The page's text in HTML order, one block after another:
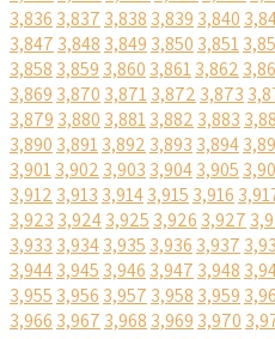
3,836 3,837 3,838 3,839 3,840
3,847 3,848 3,849 3,850 3,851
3,858 3,859 3,860 3,8613,862
3,869 3,870 3,8713,872 3,873
3,879 3,880 3,8813,882 3,883
3,890 3,8913,892 3,893 3,894
3,9013,902 3,903 3,9043,905
3,912 3,913 3,9143,915 3,916
3,923 3,9243,925 3,926 3,927
3,933 3,9343,935 3,936 3,937
3,9443,945 3,946 3,947 3,948
3,955 3,956 3,957 3,958 3,959
3,966 3,967 3,968 3,969 3,970